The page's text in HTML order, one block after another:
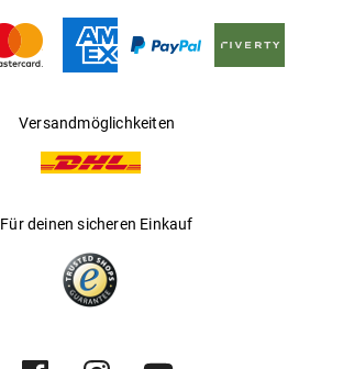
Versandmöglichkeiten
Für deinen sicheren Einkauf